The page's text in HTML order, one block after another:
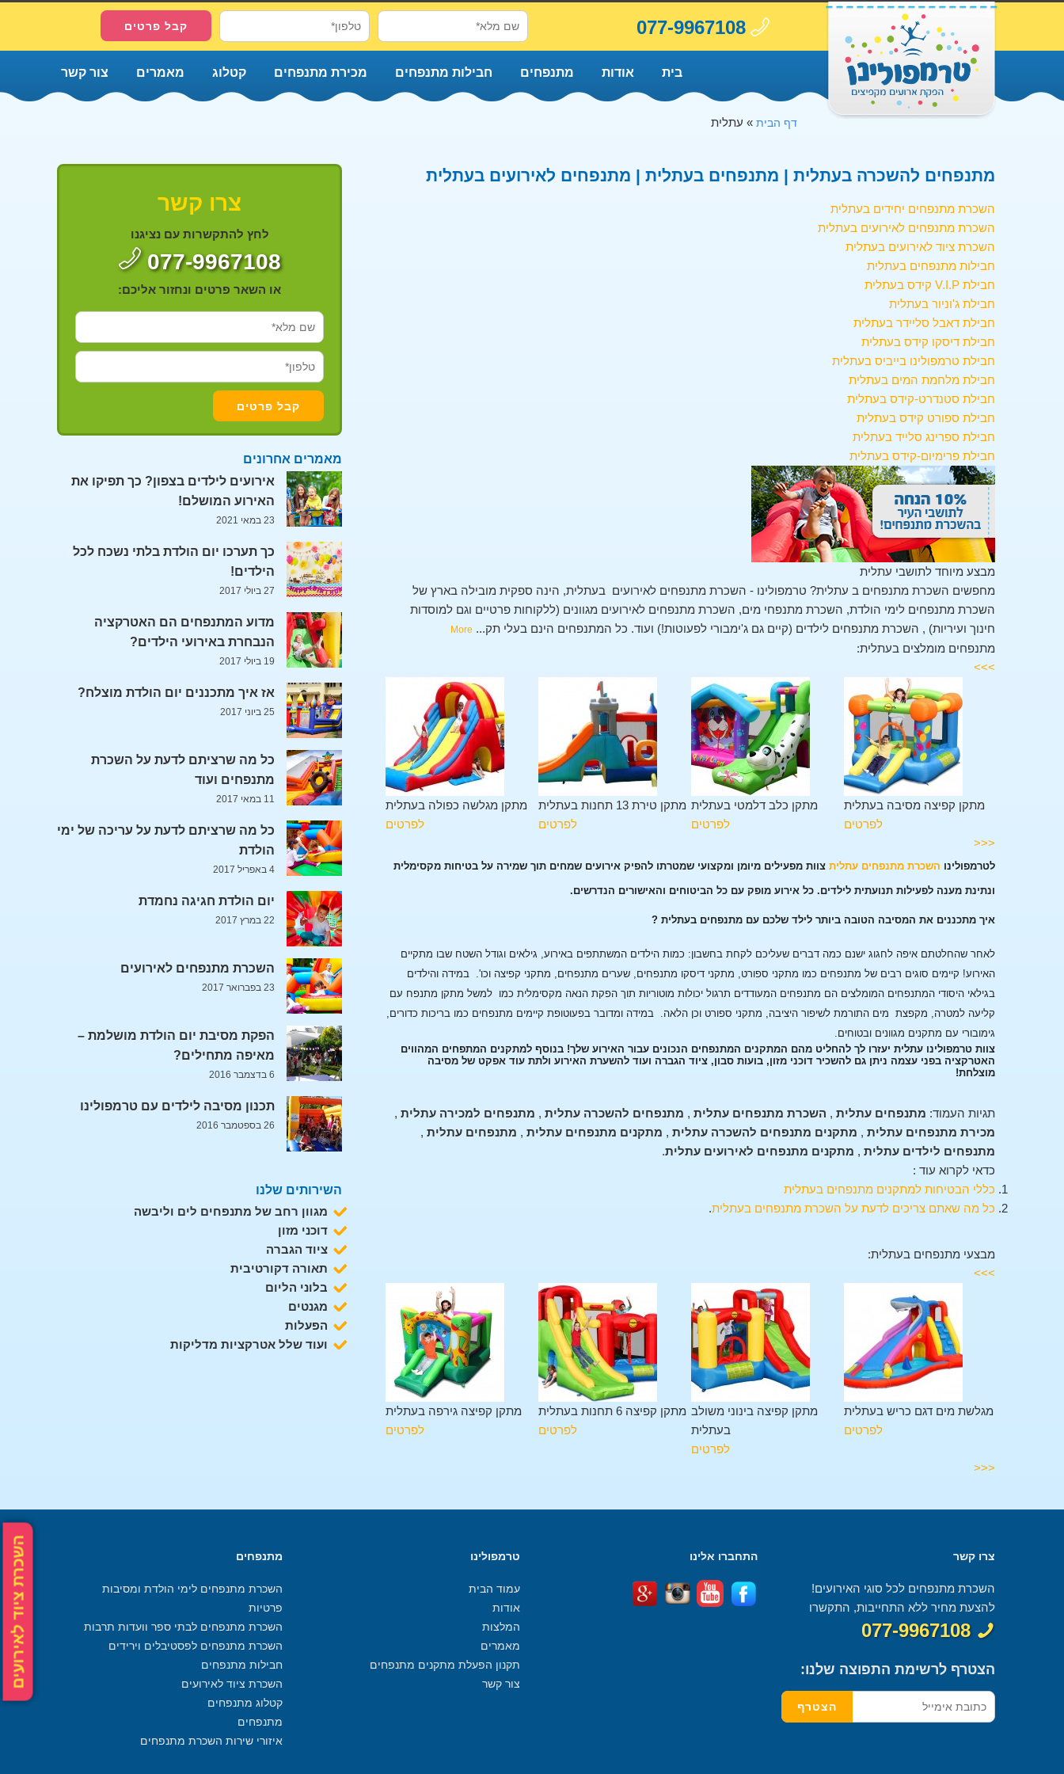
השכרת ציוד לאירועים
077-9967108
בית אודות מתנפחים חבילות מתנפחים מכירת מתנפחים קטלוג מאמרים צור קשר
דף הבית » עתלית
מתנפחים להשכרה בעתלית | מתנפחים בעתלית | מתנפחים לאירועים בעתלית
השכרת מתנפחים יחידים בעתלית
השכרת מתנפחים לאירועים בעתלית
השכרת ציוד לאירועים בעתלית
חבילות מתנפחים בעתלית
חבילת V.I.P קידס בעתלית
חבילת ג'וניור בעתלית
חבילת דאבל סליידר בעתלית
חבילת דיסקו קידס בעתלית
חבילת טרמפולינו בייביס בעתלית
חבילת מלחמת המים בעתלית
חבילת סטנדרט-קידס בעתלית
חבילת ספורט קידס בעתלית
חבילת ספרינג סלייד בעתלית
חבילת פרימיום-קידס בעתלית
מבצע מיוחד לתושבי עתלית
מחפשים השכרת מתנפחים ב עתלית? טרמפולינו - השכרת מתנפחים לאירועים בעתלית, הינה ספקית מובילה בארץ של
השכרת מתנפחים לימי הולדת, השכרת מתנפחי מים, השכרת מתנפחים לאירועים מגוונים (ללקוחות פרטיים וגם למוסדות
חינוך ועיריות) , השכרת מתנפחים לילדים (קיים גם ג'ימבורי לפעוטות!) ועוד. כל המתנפחים הינם בעלי תק...
More
מתנפחים מומלצים בעתלית:
>>>
מתקן מגלשה כפולה בעתלית
לפרטים
מתקן טירת 13 תחנות בעתלית
לפרטים
מתקן כלב דלמטי בעתלית
לפרטים
מתקן קפיצה מסיבה בעתלית
לפרטים
<<<
לטרמפולינו השכרת מתנפחים עתלית צוות מפעילים מיומן ומקצועי שמטרתו להפיק אירועים שמחים תוך שמירה על בטיחות מקסימלית
ונתינת מענה לפעילות תנועתית לילדים. כל אירוע מופק עם כל הביטוחים והאישורים הנדרשים.
איך מתכננים את המסיבה הטובה ביותר לילד שלכם עם מתנפחים בעתלית ?
לאחר שהחלטתם איפה לחגוג ישנם כמה דברים שעליכם לקחת בחשבון: כמות הילדים המשתתפים באירוע, גילאים וגודל השטח שבו מתקיים
האירוע! קיימים סוגים רבים של מתנפחים כמו מתקני ספורט, מתקני דיסקו מתנפחים, שערים מתנפחים, מתקני קפיצה וכו'. במידה והילדים
בגילאי היסודי המתנפחים המומלצים הם מתנפחים המעודדים תרגול יכולות מוטוריות תוך הפקת הנאה מקסימלית כמו למשל מתקן מתנפח עם
קליעה למטרה, מקפצת מים התורמת לשיפור היציבה, מתקני ספורט וכן הלאה. במידה ומדובר בפעוטופת קיימים מתנפחים כמו בריכות כדורים,
גימובורי עם מתקנים מגוונים ובטוחים.
צוות טרמפולינו עתלית יעזרו לך להחליט מהם המתקנים המתנפחים הנכונים עבור האירוע שלך! בנוסף למתקנים המתפחים המהווים
האטרקציה בפני עצמה ניתן גם להשכיר דוכני מזון, בועות סבון, ציוד הגברה ועוד להשערת האירוע ולתת עוד אפקט של מסיבה
מוצלחת!
תגיות העמוד: מתנפחים עתלית , השכרת מתנפחים עתלית , מתנפחים להשכרה עתלית , מתנפחים למכירה עתלית ,
מכירת מתנפחים עתלית , מתקנים מתנפחים להשכרה עתלית , מתקנים מתנפחים עתלית , מתנפחים עתלית ,
מתנפחים לילדים עתלית , מתקנים מתנפחים לאירועים עתלית.
כדאי לקרוא עוד :
כללי הבטיחות למתקנים מתנפחים בעתלית
כל מה שאתם צריכים לדעת על השכרת מתנפחים בעתלית.
מבצעי מתנפחים בעתלית:
>>>
מתקן קפיצה גירפה בעתלית
לפרטים
מתקן קפיצה 6 תחנות בעתלית
לפרטים
מתקן קפיצה בינוני משולב
בעתלית
לפרטים
מגלשת מים דגם כריש בעתלית
לפרטים
<<<
צרו קשר
לחץ להתקשרות עם נציגנו
077-9967108
או השאר פרטים ונחזור אליכם:
מאמרים אחרונים
אירועים לילדים בצפון? כך תפיקו את
האירוע המושלם!
23 במאי 2021
כך תערכו יום הולדת בלתי נשכח לכל
הילדים!
27 ביולי 2017
מדוע המתנפחים הם האטרקציה
הנבחרת באירועי הילדים?
19 ביולי 2017
אז איך מתכננים יום הולדת מוצלח?
25 ביוני 2017
כל מה שרציתם לדעת על השכרת
מתנפחים ועוד
11 במאי 2017
כל מה שרציתם לדעת על עריכה של ימי
הולדת
4 באפריל 2017
יום הולדת חגיגה נחמדת
22 במרץ 2017
השכרת מתנפחים לאירועים
23 בפברואר 2017
הפקת מסיבת יום הולדת מושלמת –
מאיפה מתחילים?
6 בדצמבר 2016
תכנון מסיבה לילדים עם טרמפולינו
26 בספטמבר 2016
השירותים שלנו
מגוון רחב של מתנפחים לים וליבשה
דוכני מזון
ציוד הגברה
תאורה דקורטיבית
בלוני הליום
מגנטים
הפעלות
ועוד שלל אטרקציות מדליקות
צרו קשר
השכרת מתנפחים לכל סוגי האירועים!
להצעת מחיר ללא התחייבות, התקשרו
077-9967108
הצטרף לרשימת התפוצה שלנו:
התחברו אלינו טרמפולינו
עמוד הבית
אודות
המלצות
מאמרים
תקנון הפעלת מתקנים מתנפחים
צור קשר
מתנפחים
השכרת מתנפחים לימי הולדת ומסיבות
פרטיות
השכרת מתנפחים לבתי ספר וועדות תרבות
השכרת מתנפחים לפסטיבלים וירידים
חבילות מתנפחים
השכרת ציוד לאירועים
קטלוג מתנפחים
מתנפחים
איזורי שירות השכרת מתנפחים